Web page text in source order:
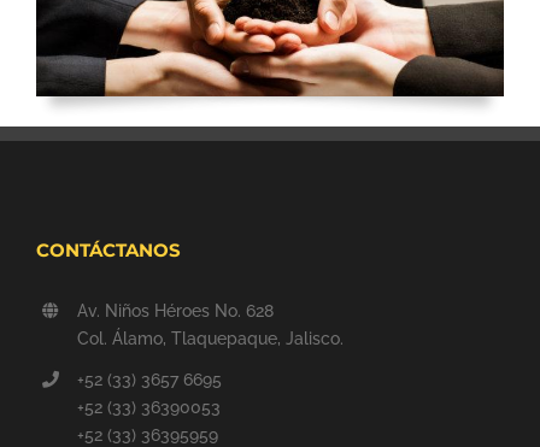
CONTÁCTANOS
Av. Niños Héroes No. 628
Col. Álamo, Tlaquepaque, Jalisco.
+52 (33) 3657 6695
+52 (33) 36390053
+52 (33) 36395959